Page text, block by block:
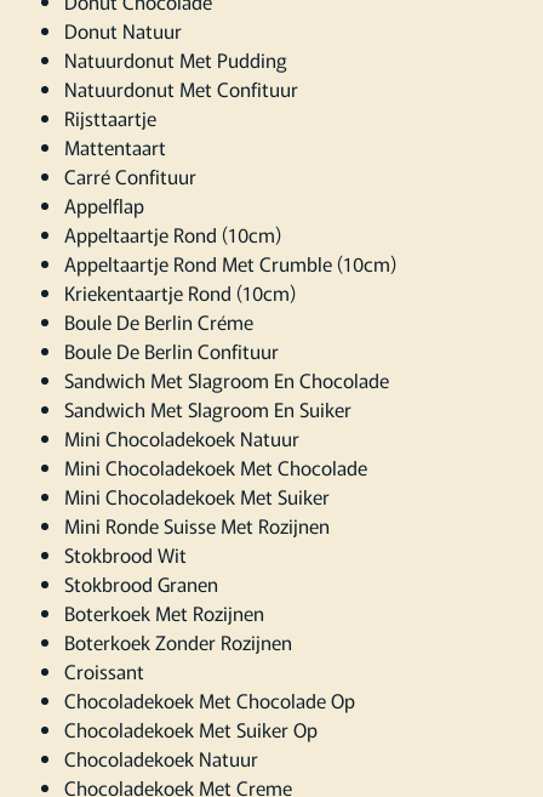
Donut Natuur
Natuurdonut Met Pudding
Natuurdonut Met Confituur
Rijsttaartje
Mattentaart
Carré Confituur
Appelflap
Appeltaartje Rond (10cm)
Appeltaartje Rond Met Crumble (10cm)
Kriekentaartje Rond (10cm)
Boule De Berlin Créme
Boule De Berlin Confituur
Sandwich Met Slagroom En Chocolade
Sandwich Met Slagroom En Suiker
Mini Chocoladekoek Natuur
Mini Chocoladekoek Met Chocolade
Mini Chocoladekoek Met Suiker
Mini Ronde Suisse Met Rozijnen
Stokbrood Wit
Stokbrood Granen
Boterkoek Met Rozijnen
Boterkoek Zonder Rozijnen
Croissant
Chocoladekoek Met Chocolade Op
Chocoladekoek Met Suiker Op
Chocoladekoek Natuur
Chocoladekoek Met Creme